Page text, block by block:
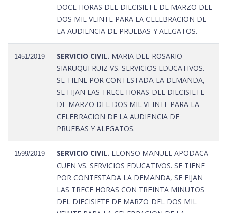
DOCE HORAS DEL DIECISIETE DE MARZO DEL
DOS MIL VEINTE PARA LA CELEBRACION DE
LA AUDIENCIA DE PRUEBAS Y ALEGATOS.
1451/2019 SERVICIO CIVIL. MARIA DEL ROSARIO
SIARUQUI RUIZ VS. SERVICIOS EDUCATIVOS.
SE TIENE POR CONTESTADA LA DEMANDA,
SE FIJAN LAS TRECE HORAS DEL DIECISIETE
DE MARZO DEL DOS MIL VEINTE PARA LA
CELEBRACION DE LA AUDIENCIA DE
PRUEBAS Y ALEGATOS.
1599/2019 SERVICIO CIVIL. LEONSO MANUEL APODACA
CUEN VS. SERVICIOS EDUCATIVOS. SE TIENE
POR CONTESTADA LA DEMANDA, SE FIJAN
LAS TRECE HORAS CON TREINTA MINUTOS
DEL DIECISIETE DE MARZO DEL DOS MIL